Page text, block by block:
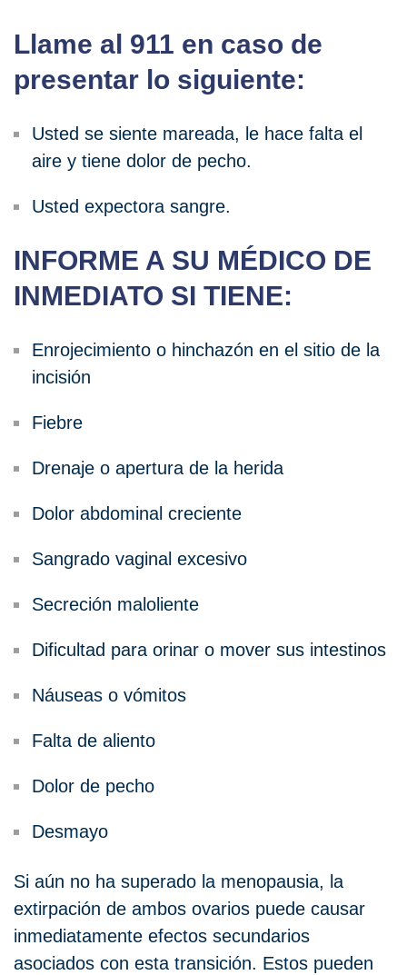
Llame al 911 en caso de
presentar lo siguiente:
Usted se siente mareada, le hace falta el
aire y tiene dolor de pecho.
Usted expectora sangre.
INFORME A SU MÉDICO DE
INMEDIATO SI TIENE:
Enrojecimiento o hinchazón en el sitio de la
incisión
Fiebre
Drenaje o apertura de la herida
Dolor abdominal creciente
Sangrado vaginal excesivo
Secreción maloliente
Dificultad para orinar o mover sus intestinos
Náuseas o vómitos
Falta de aliento
Dolor de pecho
Desmayo
Si aún no ha superado la menopausia, la
extirpación de ambos ovarios puede causar
inmediatamente efectos secundarios
asociados con esta transición. Estos pueden